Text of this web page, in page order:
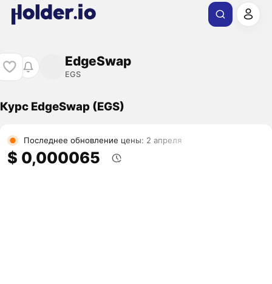
EdgeSwap
EGS
Курс EdgeSwap (EGS)
Последнее обновление цены: 2 апреля
$ 0,000065